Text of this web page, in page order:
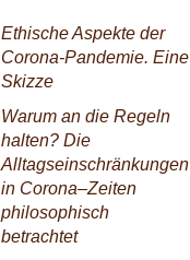
Ethische Aspekte der
Corona-Pandemie. Eine
Skizze
Warum an die Regeln
halten? Die
Alltagseinschränkungen
in Corona–Zeiten
philosophisch
betrachtet